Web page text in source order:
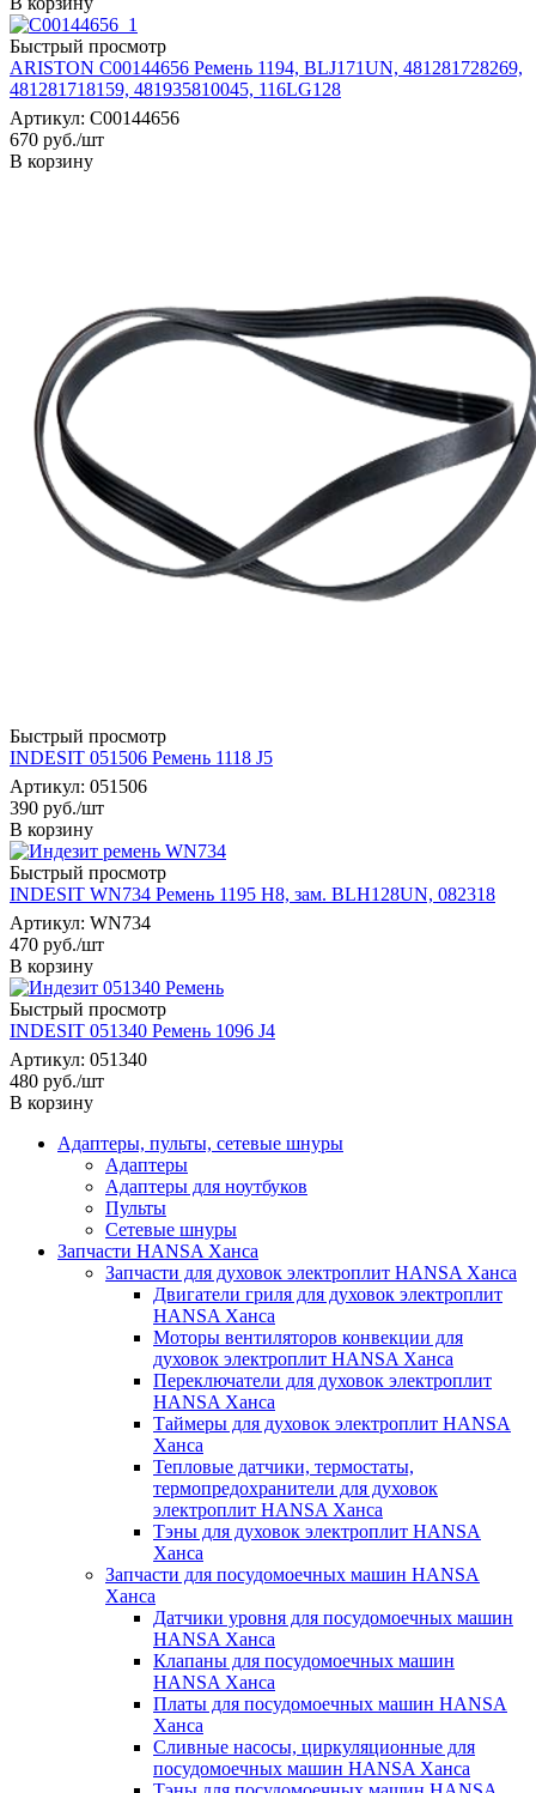
Быстрый просмотр
ARISTON C00144656 Ремень 1194, BLJ171UN, 481281728269,
481281718159, 481935810045, 116LG128
Артикул: C00144656
670 руб./шт
В корзину
Быстрый просмотр
INDESIT 051506 Ремень 1118 J5
Артикул: 051506
390 руб./шт
В корзину
Быстрый просмотр
INDESIT WN734 Ремень 1195 H8, зам. BLH128UN, 082318
Артикул: WN734
470 руб./шт
В корзину
Быстрый просмотр
INDESIT 051340 Ремень 1096 J4
Артикул: 051340
480 руб./шт
В корзину
Адаптеры, пульты, сетевые шнуры
Адаптеры
Адаптеры для ноутбуков
Пульты
Сетевые шнуры
Запчасти HANSA Ханса
Запчасти для духовок электроплит HANSA Ханса
Двигатели гриля для духовок электроплит
HANSA Ханса
Моторы вентиляторов конвекции для
духовок электроплит HANSA Ханса
Переключатели для духовок электроплит
HANSA Ханса
Таймеры для духовок электроплит HANSA
Ханса
Тепловые датчики, термостаты,
термопредохранители для духовок
электроплит HANSA Ханса
Тэны для духовок электроплит HANSA
Ханса
Запчасти для посудомоечных машин HANSA
Ханса
Датчики уровня для посудомоечных машин
HANSA Ханса
Клапаны для посудомоечных машин
HANSA Ханса
Платы для посудомоечных машин HANSA
Ханса
Сливные насосы, циркуляционные для
посудомоечных машин HANSA Ханса